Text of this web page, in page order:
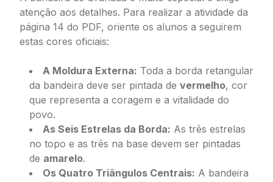
atenção aos detalhes. Para realizar a atividade da
página 14 do PDF, oriente os alunos a seguirem
estas cores oficiais:
A Moldura Externa: Toda a borda retangular
da bandeira deve ser pintada de vermelho, cor
que representa a coragem e a vitalidade do
povo.
As Seis Estrelas da Borda: As três estrelas
no topo e as três na base devem ser pintadas
de amarelo.
Os Quatro Triângulos Centrais: A bandeira